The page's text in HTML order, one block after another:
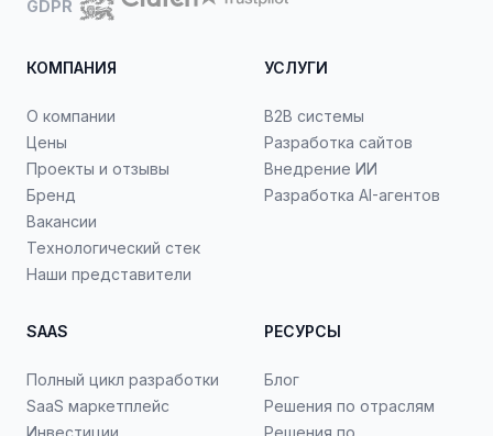
GDPR
КОМПАНИЯ
О компании
Цены
Проекты и отзывы
Бренд
Вакансии
Технологический стек
Наши представители
УСЛУГИ
B2B системы
Разработка сайтов
Внедрение ИИ
Разработка AI-агентов
SAAS
Полный цикл разработки
SaaS маркетплейс
Инвестиции
РЕСУРСЫ
Блог
Решения по отраслям
Решения по